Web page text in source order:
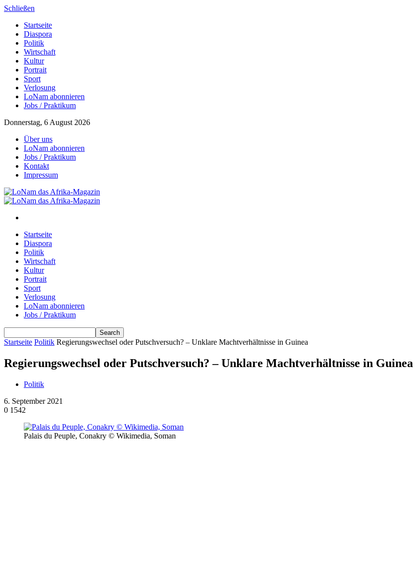
Schließen
Startseite
Diaspora
Politik
Wirtschaft
Kultur
Portrait
Sport
Verlosung
LoNam abonnieren
Jobs / Praktikum
Donnerstag, 6 August 2026
Über uns
LoNam abonnieren
Jobs / Praktikum
Kontakt
Impressum
Startseite
Diaspora
Politik
Wirtschaft
Kultur
Portrait
Sport
Verlosung
LoNam abonnieren
Jobs / Praktikum
Startseite Politik Regierungswechsel oder Putschversuch? – Unklare Machtverhältnisse in Guinea
Regierungswechsel oder Putschversuch? – Unklare Machtverhältnisse in Guinea
Politik
6. September 2021
0 1542
Palais du Peuple, Conakry © Wikimedia, Soman